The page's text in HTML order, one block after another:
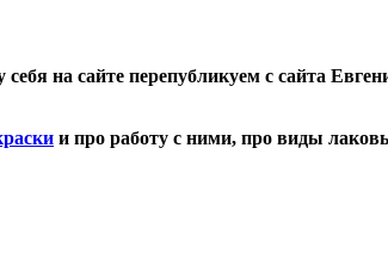
на сайте перепубликуем с сайта
и про работу с ними, про виды